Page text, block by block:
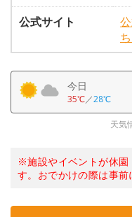
公式サイト
今日
35℃／28℃
天気
※施設やイベントが休園
す。おでかけの際は事前